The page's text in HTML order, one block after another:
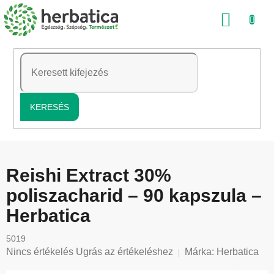
Ugrás
a
tartalomhoz
KERESÉS
Reishi Extract 30%
poliszacharid – 90 kapszula –
Herbatica
5019
A
Nincs értékelés Ugrás az értékeléshez Márka: Herbatica